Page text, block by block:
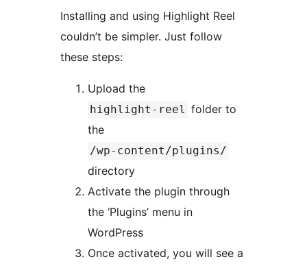
Installing and using Highlight Reel
couldn’t be simpler. Just follow
these steps:
Upload the
highlight-reel folder to
the
/wp-content/plugins/
directory
Activate the plugin through
the ‘Plugins’ menu in
WordPress
Once activated, you will see a